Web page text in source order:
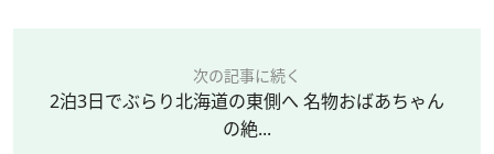
次の記事に続く
2泊3日でぶらり北海道の東側へ 名物おばあちゃん
の絶...